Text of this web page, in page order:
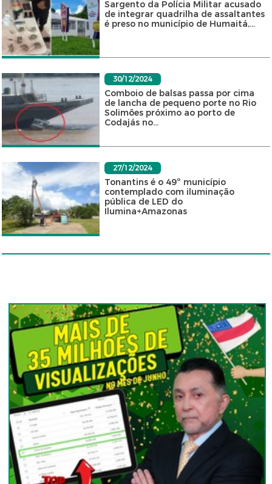
Sargento da Polícia Militar acusado
de integrar quadrilha de assaltantes
é preso no município de Humaitá,...
30/12/2024
Comboio de balsas passa por cima
de lancha de pequeno porte no Rio
Solimões próximo ao porto de
Codajás no...
27/12/2024
Tonantins é o 49º município
contemplado com iluminação
pública de LED do
Ilumina+Amazonas